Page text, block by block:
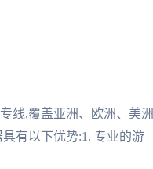
线,覆盖亚洲、欧洲、美洲
有以下优势:1. 专业的游